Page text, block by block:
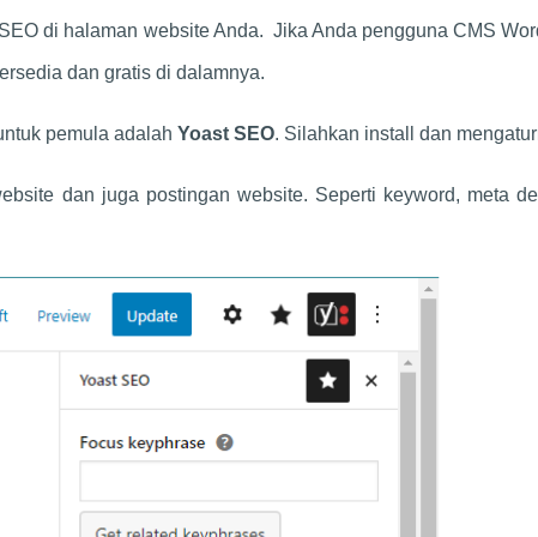
di halaman website Anda. Jika Anda pengguna CMS
dan gratis di dalamnya.
pemula adalah Yoast SEO. Silahkan install dan
dan juga postingan website. Seperti keyword, meta